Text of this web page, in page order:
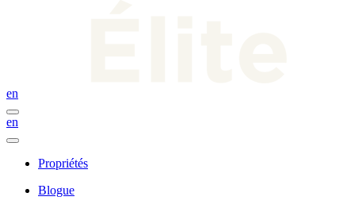
en
en
Propriétés
Blogue